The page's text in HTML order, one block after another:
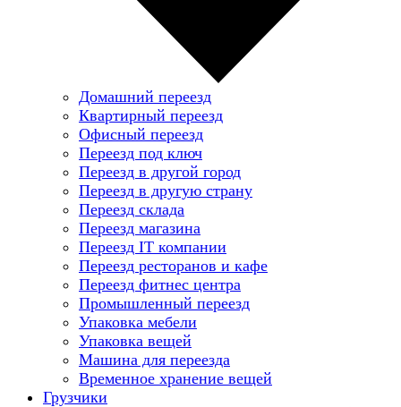
Домашний переезд
Квартирный переезд
Офисный переезд
Переезд под ключ
Переезд в другой город
Переезд в другую страну
Переезд склада
Переезд магазина
Переезд IT компании
Переезд ресторанов и кафе
Переезд фитнес центра
Промышленный переезд
Упаковка мебели
Упаковка вещей
Машина для переезда
Временное хранение вещей
Грузчики